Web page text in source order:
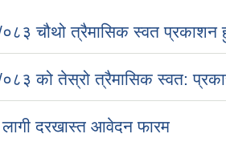
चौथो त्रैमासिक स्वत प्रकाशन
को तेस्रो त्रैमासिक स्वत:
लागी दरखास्त आवेदन फारम